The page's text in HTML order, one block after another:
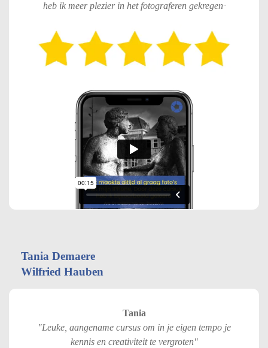
heb ik meer plezier in het fotograferen gekregen"
Tania Demaere
Wilfried Hauben
Tania
"Leuke, aangename cursus om in je eigen tempo je
kennis en creativiteit te vergroten"